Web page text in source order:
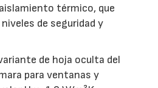
térmico, que
de seguridad y
de hoja oculta del
para ventanas y